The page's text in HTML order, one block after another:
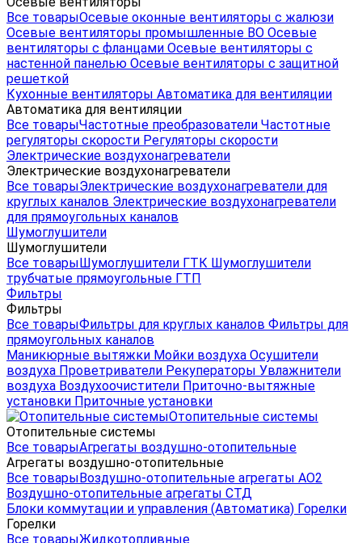
Все товарыОсевые оконные вентиляторы с жалюзи
Осевые вентиляторы промышленные ВО Осевые
вентиляторы с фланцами Осевые вентиляторы с
настенной панелью Осевые вентиляторы с защитной
решеткой
Кухонные вентиляторы Автоматика для вентиляции
Автоматика для вентиляции
Все товарыЧастотные преобразователи Частотные
регуляторы скорости Регуляторы скорости
Электрические воздухонагреватели
Электрические воздухонагреватели
Все товарыЭлектрические воздухонагреватели для
круглых каналов Электрические воздухонагреватели
для прямоугольных каналов
Шумоглушители
Шумоглушители
Все товарыШумоглушители ГТК Шумоглушители
трубчатые прямоугольные ГТП
Фильтры
Фильтры
Все товарыФильтры для круглых каналов Фильтры для
прямоугольных каналов
Маникюрные вытяжки Мойки воздуха Осушители
воздуха Проветриватели Рекуператоры Увлажнители
воздуха Воздухоочистители Приточно-вытяжные
установки Приточные установки
Отопительные системы
Отопительные системы
Все товарыАгрегаты воздушно-отопительные
Агрегаты воздушно-отопительные
Все товарыВоздушно-отопительные агрегаты АО2
Воздушно-отопительные агрегаты СТД
Блоки коммутации и управления (Автоматика) Горелки
Горелки
Все товарыЖидкотопливные